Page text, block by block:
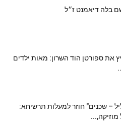
בלה דיאמנט ז״ל
את ספורטן הוד השרון: מאות ילדים
– שכנים" חוזר למעלות תרשיחא: